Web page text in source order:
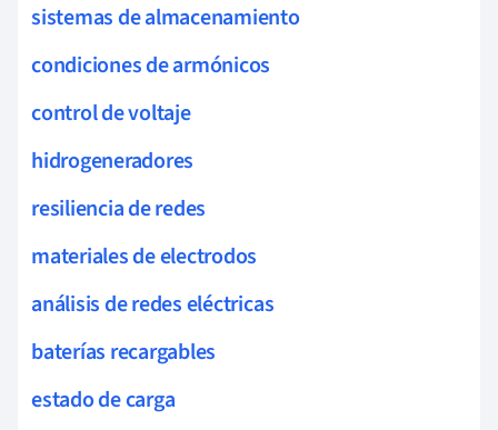
sistemas de almacenamiento
condiciones de armónicos
control de voltaje
hidrogeneradores
resiliencia de redes
materiales de electrodos
análisis de redes eléctricas
baterías recargables
estado de carga